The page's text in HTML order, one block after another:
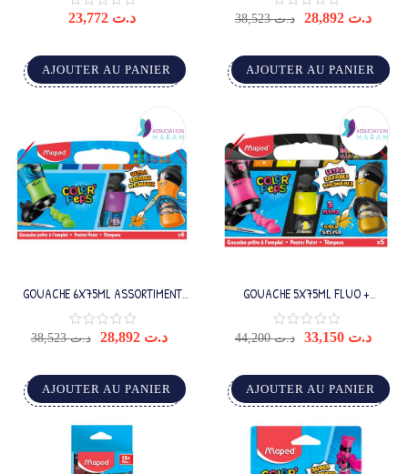
د.ت
AJOUTER AU PANIER
د.ت38,523 د.ت 28,892
AJOUTER AU PANIER
GOUACHE 6X75ML ASSORTIMENT
COULEUR SECONDAIRE
د.ت38,523 د.ت 28,892
AJOUTER AU PANIER
GOUACHE 5X75ML FLUO +
COULEURS MÉTAL
د.ت44,200 د.ت 33,150
AJOUTER AU PANIER